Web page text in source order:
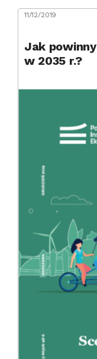
11/12/2019
Jak
w 2035 r.?